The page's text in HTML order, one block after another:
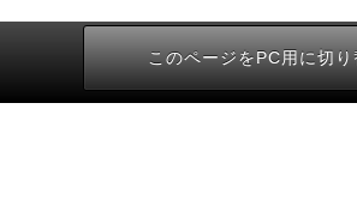
このページをPC用に切り